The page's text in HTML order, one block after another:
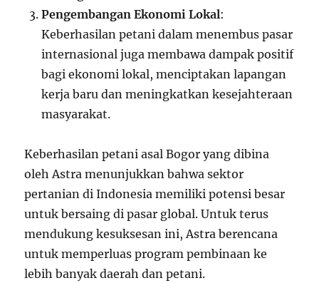
Pengembangan Ekonomi Lokal:
Keberhasilan petani dalam menembus pasar
internasional juga membawa dampak positif
bagi ekonomi lokal, menciptakan lapangan
kerja baru dan meningkatkan kesejahteraan
masyarakat.
Keberhasilan petani asal Bogor yang dibina
oleh Astra menunjukkan bahwa sektor
pertanian di Indonesia memiliki potensi besar
untuk bersaing di pasar global. Untuk terus
mendukung kesuksesan ini, Astra berencana
untuk memperluas program pembinaan ke
lebih banyak daerah dan petani.